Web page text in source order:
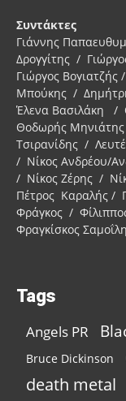
Συντάκτες
Γιάννης
Δρογγίτης /
Γιώργος
Μπούκης /
Έλενα Βασιλάκη
Θοδωρής
Τσιρανίδης /
/ Νίκος Ανδρέου/
/ Νίκος Ζέρης /
Πέτρος Καραλής /
Φράγκος /
Φραγκίσκος
Tags
Angels PR
Bruce Dickinson
death metal